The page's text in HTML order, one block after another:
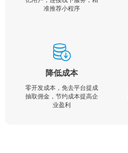
准推荐小程序
降低成本
零开发成本，免去平台提成
抽取佣金，节约成本提高企
业盈利